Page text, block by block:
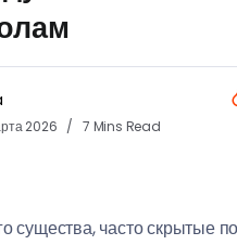
2026 7 Mins Read
существа, часто скрытые